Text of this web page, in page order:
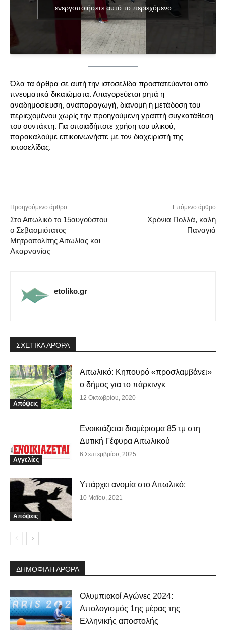
ενεργοποιήσετε αυτό το περιεχόμενο
Όλα τα άρθρα σε αυτή την ιστοσελίδα προστατεύονται από
πνευματικά δικαιώματα. Απαγορεύεται ρητά η
αναδημοσίευση, αναπαραγωγή, διανομή ή μετάδοση του
περιεχομένου χωρίς την προηγούμενη γραπτή συγκατάθεση
του συντάκτη. Για οποιαδήποτε χρήση του υλικού,
παρακαλούμε επικοινωνήστε με τον διαχειριστή της
ιστοσελίδας.
Προηγούμενο άρθρο
Στο Αιτωλικό το 15αυγούστου
ο Σεβασμιότατος
Μητροπολίτης Αιτωλίας και
Ακαρνανίας
Επόμενο άρθρο
Χρόνια Πολλά, καλή
Παναγιά
etoliko.gr
ΣΧΕΤΙΚΑ ΑΡΘΡΑ
Απόψεις
Αιτωλικό: Κηπουρό «προσλαμβάνει»
ο δήμος για το πάρκινγκ
12 Οκτωβρίου, 2020
Αγγελίες
Ενοικιάζεται διαμέρισμα 85 τμ στη
Δυτική Γέφυρα Αιτωλικού
6 Σεπτεμβρίου, 2025
Απόψεις
Υπάρχει ανομία στο Αιτωλικό;
10 Μαΐου, 2021
ΔΗΜΟΦΙΛΗ ΑΡΘΡΑ
Ολυμπιακοί Αγώνες 2024:
Απολογισμός 1ης μέρας της
Ελληνικής αποστολής